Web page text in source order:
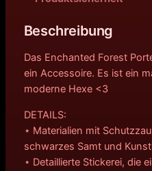
Beschreibung
Das Enchanted Forest
ein Accessoire. Es ist ein
moderne Hexe <3
DETAILS:
⋆ Materialien mit
schwarzes Samt und
⋆ Detaillierte Stickerei, die